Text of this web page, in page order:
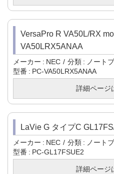
VersaPro R VA50L/RX
VA50LRX5ANAA
メーカー NEC 分類
ノート
型番
PC-VA50LRX5ANAA
詳細ページ
LaVie G タイプC
メーカー NEC 分類
ノート
型番
PC-GL17FSUE2
詳細ページ